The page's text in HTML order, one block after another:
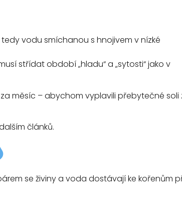
tedy vodu smíchanou s hnojivem v nízké
střídat období „hladu“ a „sytosti“ jako v
měsíc – abychom vyplavili přebytečné soli
článků.
se živiny a voda dostávají ke kořenům